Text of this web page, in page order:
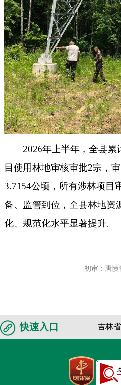
2026年上半年，全县
目使用林地审核审批2宗，
3.7154公顷，所有涉林项目
备、监管到位，全县林地资
化、规范化水平显著提升。
初审：唐
快速入口 吉林